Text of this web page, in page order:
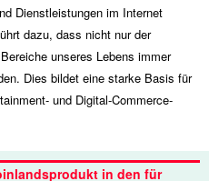
Dienstleistungen im Internet
dazu, dass nicht nur der
unseres Lebens immer
Dies bildet eine starke Basis für
und Digital-Commerce-
in den für